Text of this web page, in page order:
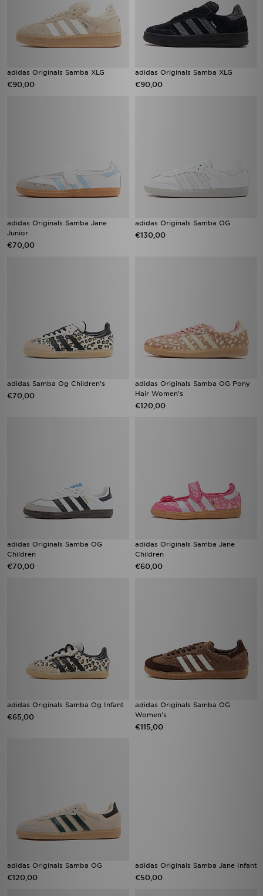
adidas Originals Samba XLG
€90,00
adidas Originals Samba XLG
€90,00
adidas Originals Samba Jane
Junior
€70,00
adidas Originals Samba OG
€130,00
adidas Samba Og Children's
€70,00
adidas Originals Samba OG Pony
Hair Women's
€120,00
adidas Originals Samba OG
Children
€70,00
adidas Originals Samba Jane
Children
€60,00
adidas Originals Samba Og Infant
€65,00
adidas Originals Samba OG
Women's
€115,00
adidas Originals Samba OG
€120,00
adidas Originals Samba Jane Infant
€50,00